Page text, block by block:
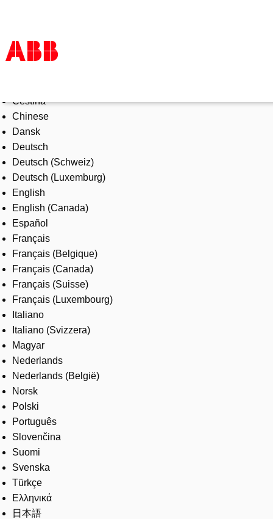
Products & Solutions
Industries
Services
About us
Where to buy
Contact us
Careers
Čeština
Chinese
Dansk
Deutsch
Deutsch (Schweiz)
Deutsch (Luxemburg)
English
English (Canada)
Español
Français
Français (Belgique)
Français (Canada)
Français (Suisse)
Français (Luxembourg)
Italiano
Italiano (Svizzera)
Magyar
Nederlands
Nederlands (België)
Norsk
Polski
Português
Slovenčina
Suomi
Svenska
Türkçe
Ελληνικά
日本語